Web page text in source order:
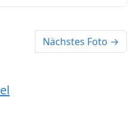
Nächstes Foto →